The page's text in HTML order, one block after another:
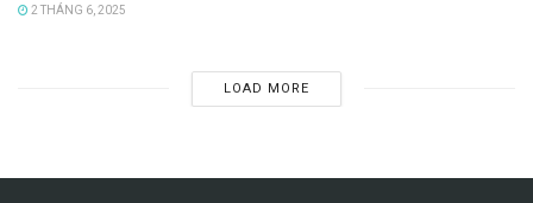
2 THÁNG 6, 2025
LOAD MORE